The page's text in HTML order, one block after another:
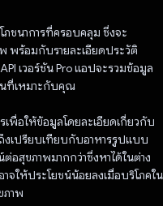
ชนาการที่ครอบคลุม ซึ่งจะ
พร้อมกับรายละเอียดประวัติ
เวอร์ชัน Pro แอปจะรวมข้อมูล
นที่เหมาะกับคุณ
เพื่อให้ข้อมูลโดยละเอียดเกี่ยวกับ
งเปรียบเทียบกับอาหารรูปแบบ
อสุขภาพมากกว่าซึ่งหาได้ในต่าง
าจให้ประโยชน์น้อยลงเมื่อบริโภคใน
ภาพ